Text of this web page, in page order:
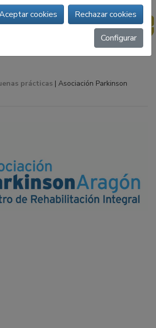
prácticas | Asociación Parkinson
Aceptar cookies Rechazar cookies
Configurar